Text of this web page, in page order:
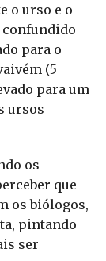
o urso e o
confundido
para o
(5
para um
ursos
os
que
os biólogos,
pintando
ser